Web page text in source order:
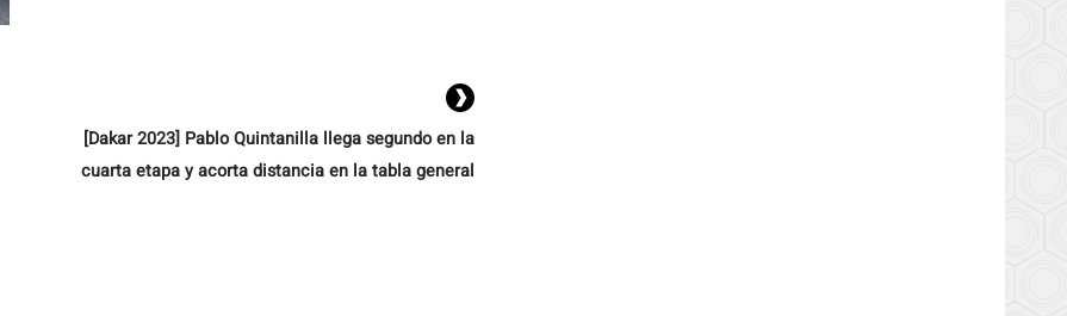
[Dakar 2023] Pablo Quintanilla llega segundo en la
cuarta etapa y acorta distancia en la tabla general